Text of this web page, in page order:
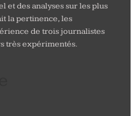
et des analyses sur les plus
la pertinence, les
de trois journalistes
très expérimentés.